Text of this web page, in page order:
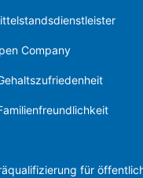
Company
für